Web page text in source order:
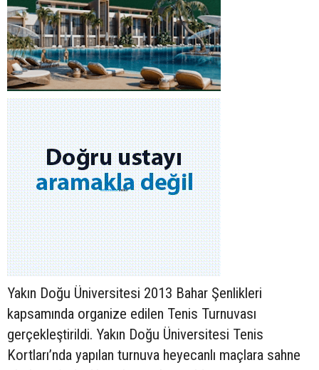
Yakın Doğu Üniversitesi 2013 Bahar Şenlikleri
kapsamında organize edilen Tenis Turnuvası
gerçekleştirildi. Yakın Doğu Üniversitesi Tenis
Kortları’nda yapılan turnuva heyecanlı maçlara sahne